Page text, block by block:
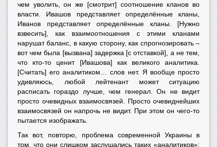
чем уволить, он же [смотрит] соотношение кланов во
власти. Ивашов представляет определённые кланы,
Иванов представляет определённые кланы. [Нужно
взвесить], как взаимоотношения с этими кланами
нарушат баланс, в какую сторону, как спрогнозировать –
вот чем была [вызвана] задержка [с отставкой], а не тем,
что кто-то ценит [Ивашова] как великого аналитика.
[Считать] его аналитиком… слов нет. Я вообще просто
удивляюсь, любой лейтенант может ситуацию
расписать гораздо лучше, чем генерал. Он не видит
просто очевидных взаимосвязей. Просто очевиднейших
взаимосвязей он напрочь не видит. При этом он чего-то
пытается изображать.
Так вот, повторю, проблема современной Украины в
том, что они слишком заслушались таких «аналитиков»;